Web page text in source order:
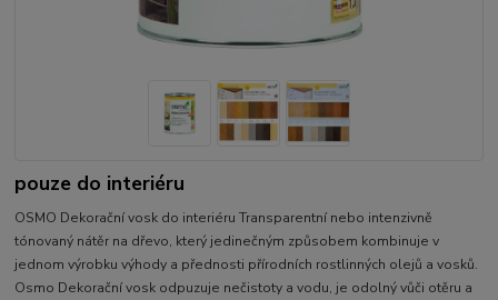
pouze do interiéru
OSMO Dekorační vosk do interiéru Transparentní nebo intenzivně
tónovaný nátěr na dřevo, který jedinečným způsobem kombinuje v
jednom výrobku výhody a přednosti přírodních rostlinných olejů a vosků.
Osmo Dekorační vosk odpuzuje nečistoty a vodu, je odolný vůči otěru a